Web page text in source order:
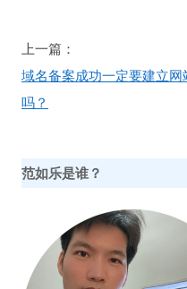
文
章
导
上一篇：
域名备案成功一定要建立网
吗？
范如乐是谁？